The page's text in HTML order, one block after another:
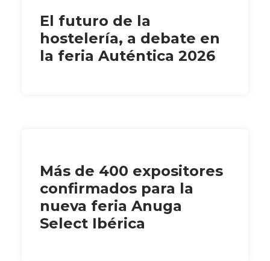
El futuro de la
hostelería, a debate en
la feria Auténtica 2026
Más de 400 expositores
confirmados para la
nueva feria Anuga
Select Ibérica